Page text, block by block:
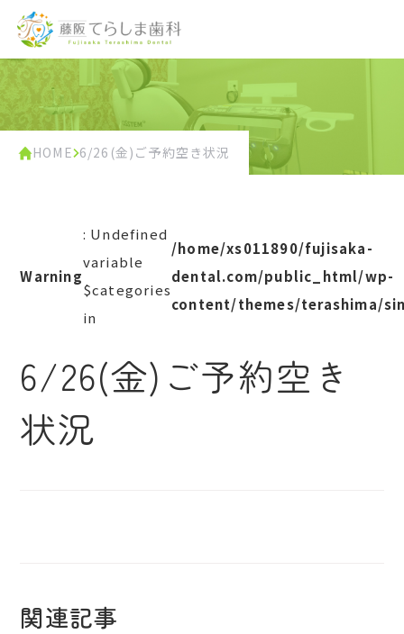
HOME 6/26(金)ご予約空き状況
Warning
: Undefined
variable
$categories
in
/home/xs011890/fujisaka-
dental.com/public_html/wp-
content/themes/terashima/
6/26(金)ご予約空き
状況
関連記事